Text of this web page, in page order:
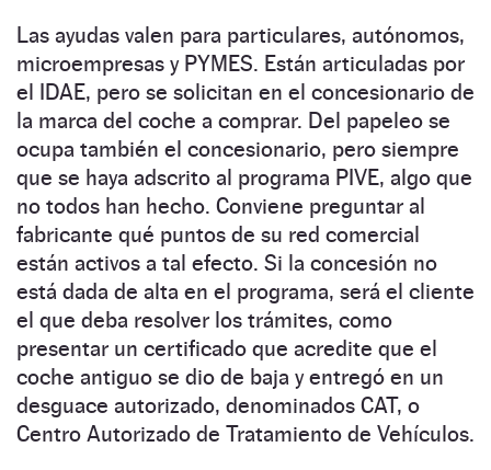
Las ayudas valen para particulares, autónomos,
microempresas y PYMES. Están articuladas por
el IDAE, pero se solicitan en el concesionario de
la marca del coche a comprar. Del papeleo se
ocupa también el concesionario, pero siempre
que se haya adscrito al programa PIVE, algo que
no todos han hecho. Conviene preguntar al
fabricante qué puntos de su red comercial
están activos a tal efecto. Si la concesión no
está dada de alta en el programa, será el cliente
el que deba resolver los trámites, como
presentar un certificado que acredite que el
coche antiguo se dio de baja y entregó en un
desguace autorizado, denominados CAT, o
Centro Autorizado de Tratamiento de Vehículos.